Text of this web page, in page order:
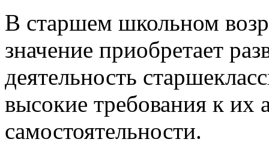
В старшем школьном
значение приобретает
деятельность
высокие требования к их
самостоятельности.